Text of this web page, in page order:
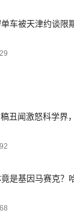
单车被天津约谈限
丑闻激怒科学界
竟是基因马赛克？